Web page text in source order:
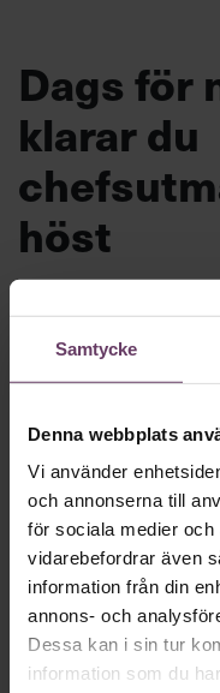
Samtycke
Denna webbplats
Vi använder
och annonserna till
för sociala medier
vidarebefordrar även
information från din
annons- och
Dessa kan i sin tur
information som du
Dags för
klarar du
höst
hela listan på
jobbcomeback
Beslutsfattande
Text:Fredrik Kullberg
Publicerad
2026-08-10